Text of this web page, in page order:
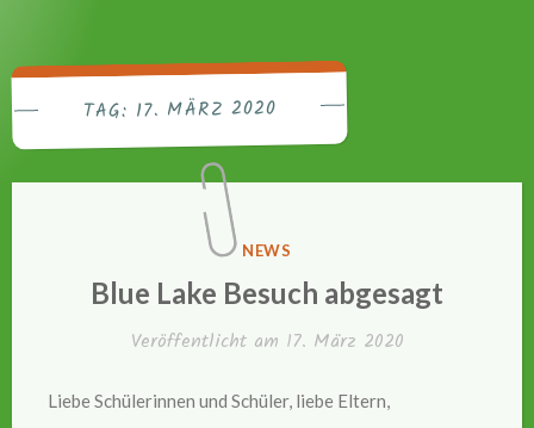
Friedrich-Schiller-
Gymnasium Calbe
Ganztagsgymnasium in Trägerschaft des
Salzlandkreises
TAG: 17. MÄRZ 2020
VERÖFFENTLICHT
NEWS
Blue Lake Besuch abgesagt
Veröffentlicht am 17. März 2020
Liebe Schülerinnen und Schüler, liebe Eltern,